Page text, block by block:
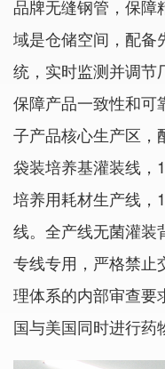
品牌无缝钢管，保障
域是仓储空间，配备
统，实时监测并调节
保障产品一致性和可
子产品核心生产区，
袋装培养基灌装线，
培养用耗材生产线，
线。全产线无菌灌装
专线专用，严格禁止
理体系的内部审查要
国与美国同时进行药